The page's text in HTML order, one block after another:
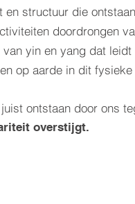
en structuur die
doordrongen
van yin en yang dat
op aarde in dit
ontstaan door ons
overstijgt.